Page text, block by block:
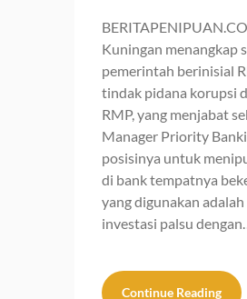
Kuningan menangkap
pemerintah berinisial
tindak pidana korupsi
RMP, yang menjabat
Manager Priority
posisinya untuk
di bank tempatnya
yang digunakan
investasi palsu
Continue Reading